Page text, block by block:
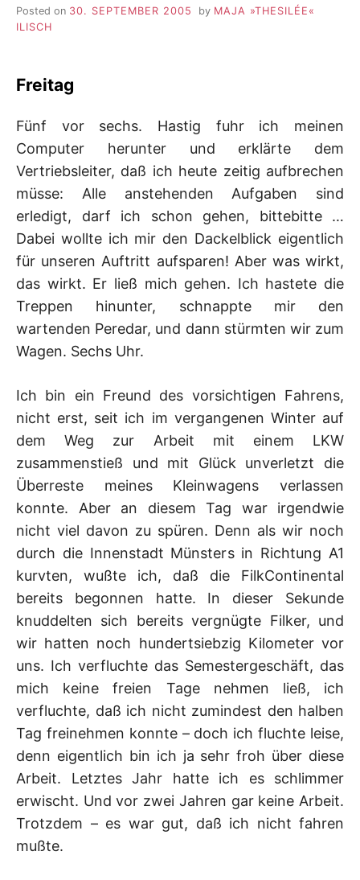
–
L
K
&
F
O
L
K
Posted on 30. SEPTEMBER 2005 by MAJA »THESILÉE«
ILISCH
Freitag
Fünf vor sechs. Hastig fuhr ich meinen
Computer herunter und erklärte dem
Vertriebsleiter, daß ich heute zeitig aufbrechen
müsse: Alle anstehenden Aufgaben sind
erledigt, darf ich schon gehen, bittebitte …
Dabei wollte ich mir den Dackelblick eigentlich
für unseren Auftritt aufsparen! Aber was wirkt,
das wirkt. Er ließ mich gehen. Ich hastete die
Treppen hinunter, schnappte mir den
wartenden Peredar, und dann stürmten wir zum
Wagen. Sechs Uhr.
Ich bin ein Freund des vorsichtigen Fahrens,
nicht erst, seit ich im vergangenen Winter auf
dem Weg zur Arbeit mit einem LKW
zusammenstieß und mit Glück unverletzt die
Überreste meines Kleinwagens verlassen
konnte. Aber an diesem Tag war irgendwie
nicht viel davon zu spüren. Denn als wir noch
durch die Innenstadt Münsters in Richtung A1
kurvten, wußte ich, daß die FilkContinental
bereits begonnen hatte. In dieser Sekunde
knuddelten sich bereits vergnügte Filker, und
wir hatten noch hundertsiebzig Kilometer vor
uns. Ich verfluchte das Semestergeschäft, das
mich keine freien Tage nehmen ließ, ich
verfluchte, daß ich nicht zumindest den halben
Tag freinehmen konnte – doch ich fluchte leise,
denn eigentlich bin ich ja sehr froh über diese
Arbeit. Letztes Jahr hatte ich es schlimmer
erwischt. Und vor zwei Jahren gar keine Arbeit.
Trotzdem – es war gut, daß ich nicht fahren
mußte.